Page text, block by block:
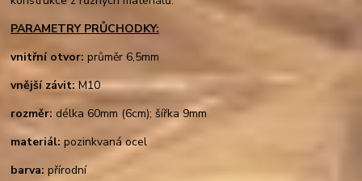
PARAMETRY PRŮCHODKY:
vnitřní otvor: průměr 6,5mm
vnější závit:M10
rozměr: délka 60mm (6cm); šířka 9mm
materiál: pozinkvaná ocel
barva:přírodní